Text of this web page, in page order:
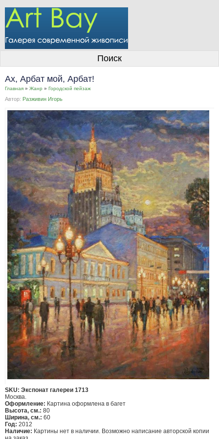
Информация для покупателей
Контакты
Личный кабинет
Поиск
Ах, Арбат мой, Арбат!
Главная » Жанр » Городской пейзаж
Автор: Разживин Игорь
SKU: Экспонат галереи 1713
Москва.
Оформление: Картина оформлена в багет
Высота, см.: 80
Ширина, см.: 60
Год: 2012
Наличие: Картины нет в наличии. Возможно написание авторской копии